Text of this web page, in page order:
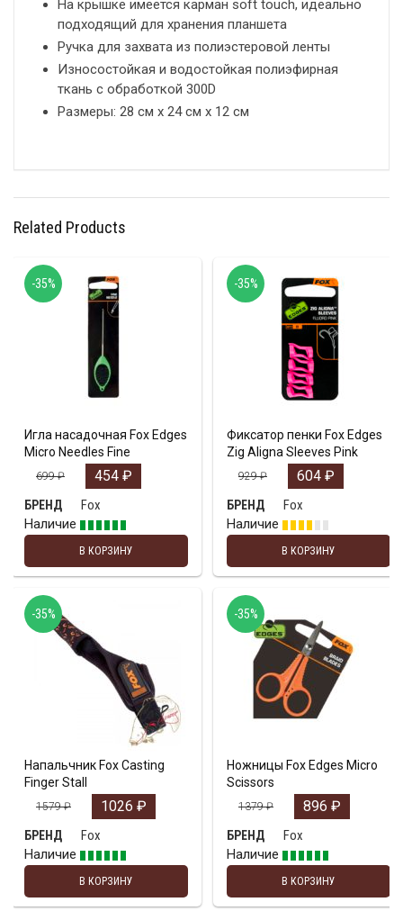
На крышке имеется карман soft touch, идеально
подходящий для хранения планшета
Ручка для захвата из полиэстеровой ленты
Износостойкая и водостойкая полиэфирная
ткань с обработкой 300D
Размеры: 28 см x 24 см x 12 см
Related Products
Игла насадочная Fox Edges
Micro Needles Fine
699₽ 454 ₽
БРЕНД
Fox
Наличие
В КОРЗИНУ
-35%
Фиксатор пенки Fox Edges
Zig Aligna Sleeves Pink
929₽ 604 ₽
БРЕНД
Fox
Наличие
В КОРЗИНУ
-35%
Напальчник Fox Casting
Finger Stall
1579₽ 1026 ₽
БРЕНД
Fox
Наличие
В КОРЗИНУ
-35%
Ножницы Fox Edges Micro
Scissors
1379₽ 896 ₽
БРЕНД
Fox
Наличие
В КОРЗИНУ
-35%